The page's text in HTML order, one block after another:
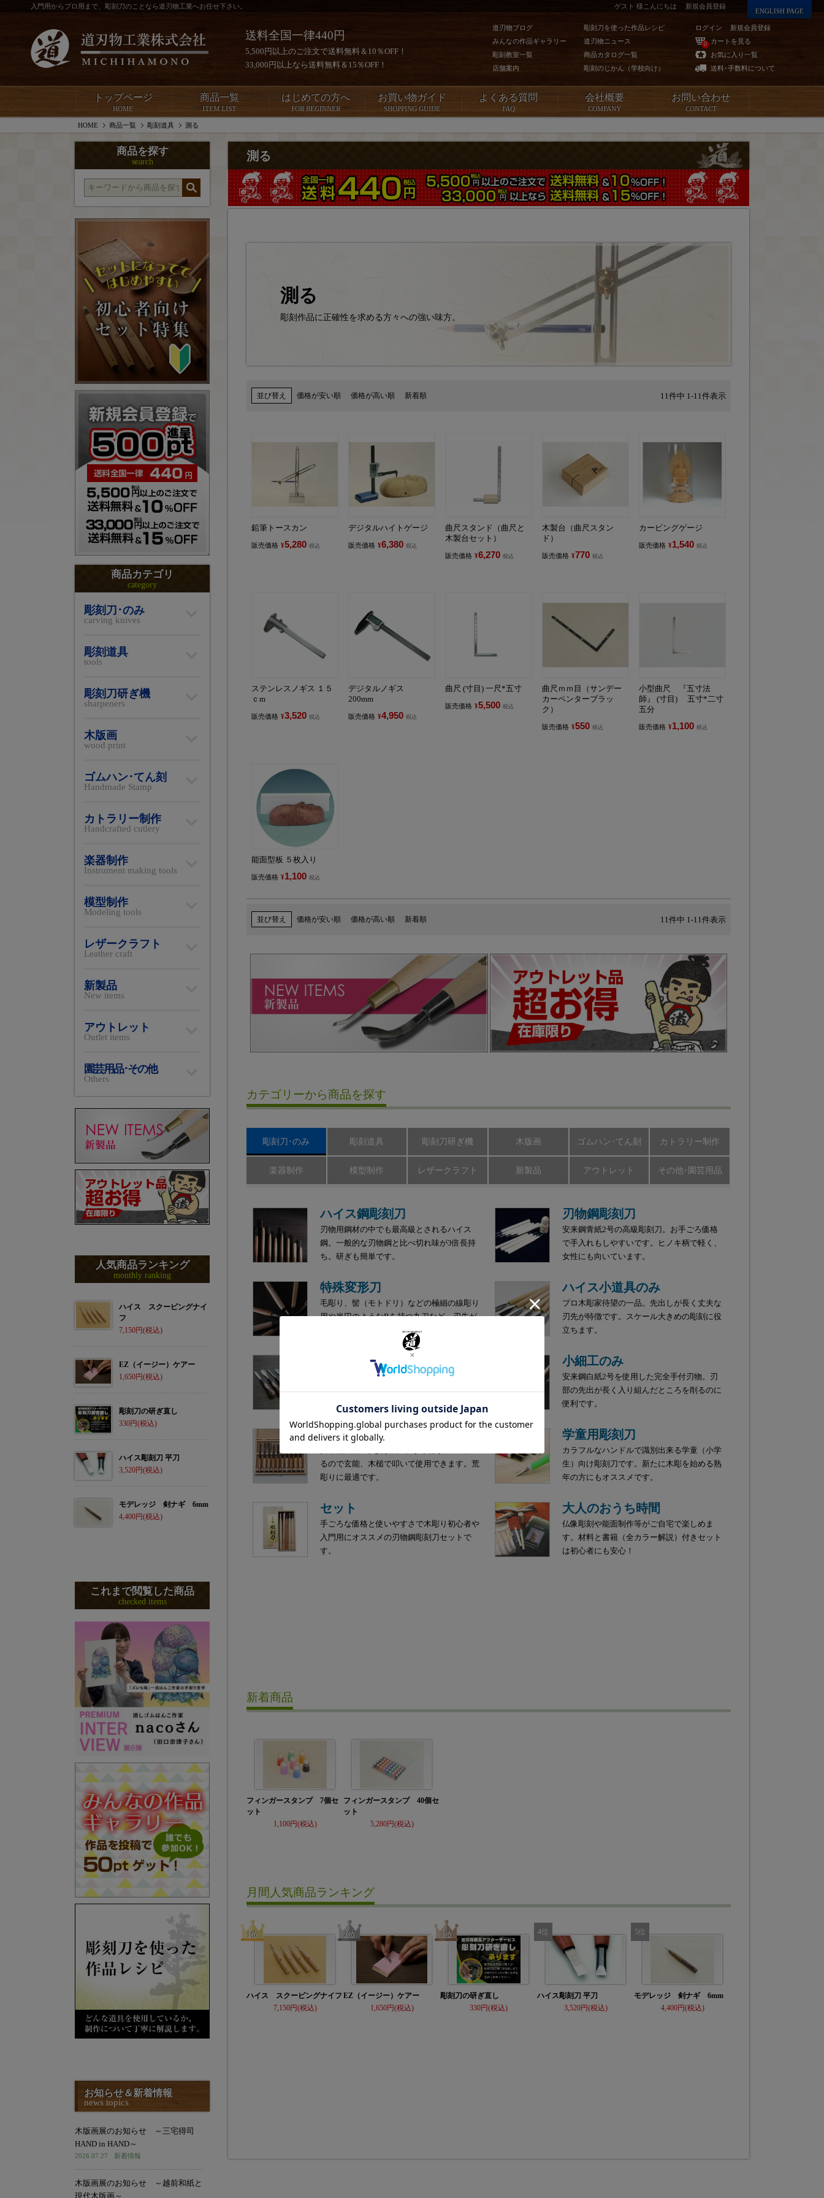
入門用からプロ用まで、彫刻刀のことなら道刃物工業へお任せ下さい。
送料全国一律440円
5,500円以上のご注文で送料無料＆10％OFF！
33,000円以上なら送料無料＆15％OFF！
道刃物ブログ
みんなの作品ギャラリー
彫刻教室一覧
店舗案内
彫刻刀を使った作品レシピ
道刃物ニュース
商品カタログ一覧
彫刻のじかん（学校向け）
ログイン 新規会員登録
0
カートを見る
お気に入り一覧
送料･手数料について
ゲスト 様こんにちは 新規会員登録
ENGLISH PAGE
トップページ
HOME
商品一覧
ITEM LIST
はじめての方へ
FOR BEGINNER
お買い物ガイド
SHOPPING GUIDE
よくある質問
FAQ
会社概要
COMPANY
お問い合わせ
CONTACT
HOME 商品一覧 彫刻道具 測る
測る
測る
彫刻作品に正確性を求める方々への強い味方。
並び替え 価格が安い順 価格が高い順 新着順 11 件中 1 -11 件表示
鉛筆トースカン
販売価格 ¥5,280 税込
デジタルハイトゲージ
販売価格 ¥6,380 税込
曲尺スタンド（曲尺と
木製台セット）
販売価格 ¥6,270 税込
木製台（曲尺スタン
ド）
販売価格 ¥770 税込
カービングゲージ
販売価格 ¥1,540 税込
ステンレスノギス １５
ｃm
販売価格 ¥3,520 税込
デジタルノギス
200mm
販売価格 ¥4,950 税込
曲尺 (寸目) 一尺*五寸
販売価格 ¥5,500 税込
曲尺ｍｍ目（サンデー
カーペンターブラッ
ク）
販売価格 ¥550 税込
小型曲尺 『五寸法
師』 (寸目) 五寸*二寸
五分
販売価格 ¥1,100 税込
能面型板 ５枚入り
販売価格 ¥1,100 税込
並び替え 価格が安い順 価格が高い順 新着順 11 件中 1 -11 件表示
カテゴリーから商品を探す
彫刻刀･のみ 彫刻道具 彫刻刀研ぎ機 木版画 ゴムハン･てん刻 カトラリー制作
楽器制作 模型制作 レザークラフト 新製品 アウトレット その他･園芸用品
ハイス鋼彫刻刀
刃物用鋼材の中でも最高級とされるハイス
鋼。一般的な刃物鋼と比べ切れ味が3倍長持
ち。研ぎも簡単です。
刃物鋼彫刻刀
安来鋼青紙2号の高級彫刻刀。お手ごろ価格
で手入れもしやすいです。ヒノキ柄で軽く、
女性にも向いています。
特殊変形刀
毛彫り、髻（モトドリ）などの極細の線彫り
用や半円のようなRを持つ丸刀など、刃先が
特殊な形状の彫刻刀です。
ハイス小道具のみ
プロ木彫家待望の一品。先出しが長く丈夫な
刃先が特徴です。スケール大きめの彫刻に役
立ちます。
ウッディチゼル
ハンドクラフトギター、ヴァイオリンなど楽
器制作や木工作業に便利なのみです。硬い木
にも強く、刃持ちも抜群です。
小細工のみ
安来鋼白紙2号を使用した完全手付刃物。刃
部の先出が長く入り組んだところを削るのに
便利です。
木彫のみ
るので玄能、木槌で叩いて使用できます。荒
彫りに最適です。
学童用彫刻刀
カラフルなハンドルで識別出来る学童（小学
生）向け彫刻刀です。新たに木彫を始める熟
年の方にもオススメです。
セット
手ごろな価格と使いやすさで木彫り初心者や
入門用にオススメの刃物鋼彫刻刀セットで
す。
大人のおうち時間
仏像彫刻や能面制作等がご自宅で楽しめま
す。材料と書籍（全カラー解説）付きセット
は初心者にも安心！
新着商品
フィンガースタンプ 7個セ
ット
1,100
フィンガースタンプ 40個セ
ット
5,280
月間人気商品ランキング
ハイス スクーピングナイフ
7,150
EZ（イージー）ケアー
1,650
彫刻刀の研ぎ直し
330
ハイス彫刻刀 平刀
3,520
モデレッジ 剣ナギ 6mm
4,400
商品を探す
search
商品カテゴリ
category
彫刻刀･のみ
carving knives
彫刻道具
tools
彫刻刀研ぎ機
sharpeners
木版画
wood print
ゴムハン･てん刻
Handmade Stamp
カトラリー制作
Handcrafted cutlery
楽器制作
Instrument making tools
模型制作
Modeling tools
レザークラフト
Leather craft
新製品
New items
アウトレット
Outlet items
園芸用品･その他
Others
人気商品ランキング
monthly ranking
ハイス スクーピングナイ
フ
7,150
EZ（イージー）ケアー
1,650
彫刻刀の研ぎ直し
330
ハイス彫刻刀 平刀
3,520
モデレッジ 剣ナギ 6mm
4,400
これまで閲覧した商品
checked items
お知らせ＆新着情報
news topics